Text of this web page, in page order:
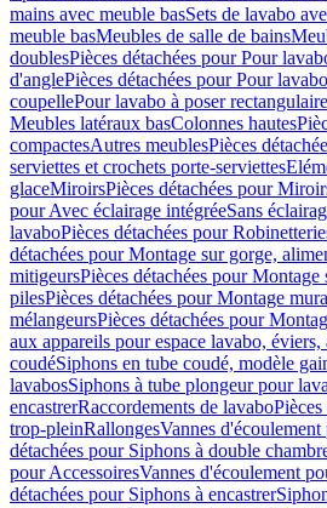
mains avec meuble basSets de lavabo
meuble basMeubles de salle de bains
doublesPièces détachées pour Pour
d'anglePièces détachées pour Pour
coupellePour lavabo à poser rectangulaire
Meubles latéraux basColonnes hautes
compactesAutres meublesPièces
serviettes et crochets porte-serviettes
glaceMiroirsPièces détachées pour
pour Avec éclairage intégréeSans
lavaboPièces détachées pour
détachées pour Montage sur gorge,
mitigeursPièces détachées pour
pilesPièces détachées pour Montage
mélangeursPièces détachées pour
aux appareils pour espace lavabo,
coudéSiphons en tube coudé, modèle
lavabosSiphons à tube plongeur pour
encastrerRaccordements de lavabo
trop-pleinRallongesVannes
détachées pour Siphons à double
pour AccessoiresVannes d'écoulement
détachées pour Siphons à encastrer